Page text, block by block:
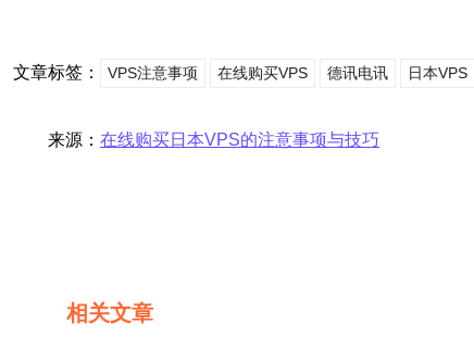
文章标签： VPS注意事项 在线购买VPS 德讯电讯 日本VPS
来源： 在线购买日本VPS的注意事项与技巧
相关文章